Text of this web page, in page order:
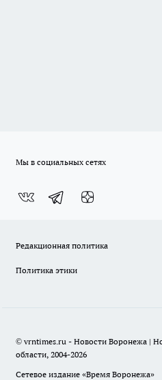
Мы в социальных сетях
Редакционная политика
Политика этики
© vrntimes.ru - Новости Воронежа |
области, 2004-2026
Сетевое издание «Время Воронежа»